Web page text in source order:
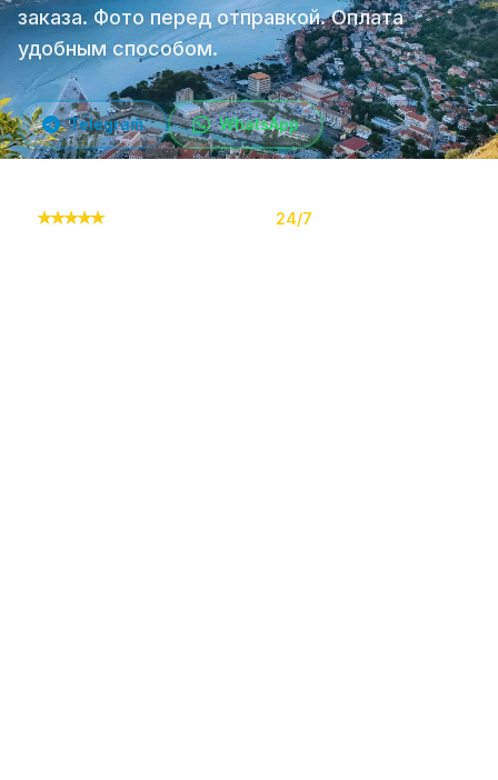
заказа. Фото перед отправкой. Оплата
удобным способом.
Telegram WhatsApp
★★★★★ 24/7